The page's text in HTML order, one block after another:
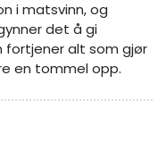
i matsvinn, og
det å gi
fortjener alt som gjør
en tommel opp.